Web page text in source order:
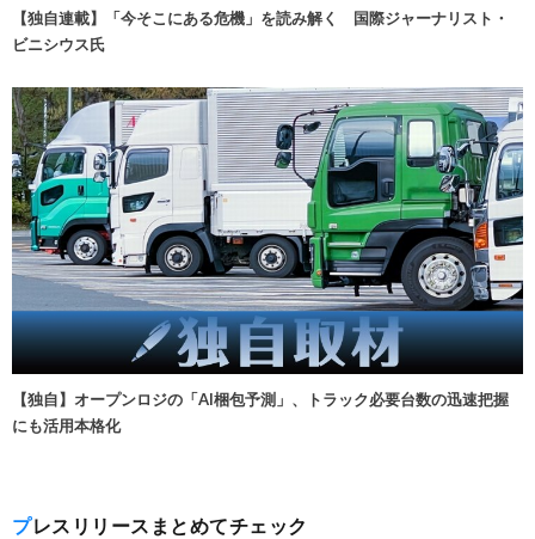
【独自連載】「今そこにある危機」を読み解く 国際ジャーナリスト・
ビニシウス氏
【独自】オープンロジの「AI梱包予測」、トラック必要台数の迅速把握
にも活用本格化
プレスリリースまとめてチェック